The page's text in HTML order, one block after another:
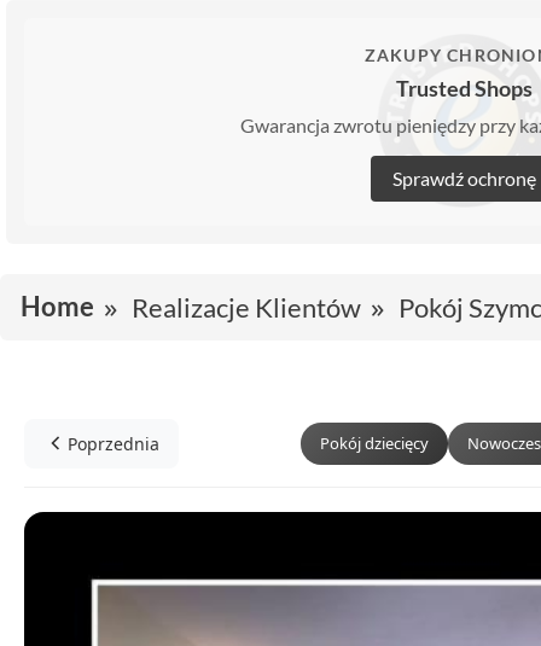
ZAKUPY
Trusted Shops
Gwarancja zwrotu pieniędzy przy
Sprawdź ochronę
Home Realizacje Klientów Pokój
Poprzednia Pokój dziecięcy